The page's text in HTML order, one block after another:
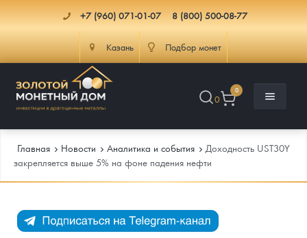
+7 (960) 071-01-07 8 (800) 500-08-77
Казань Подбор монет
0
0
Каталог Монет
Инфо
Главная Новости Аналитика и события
Доходность UST30Y
закрепляется выше 5% на фоне падения нефти